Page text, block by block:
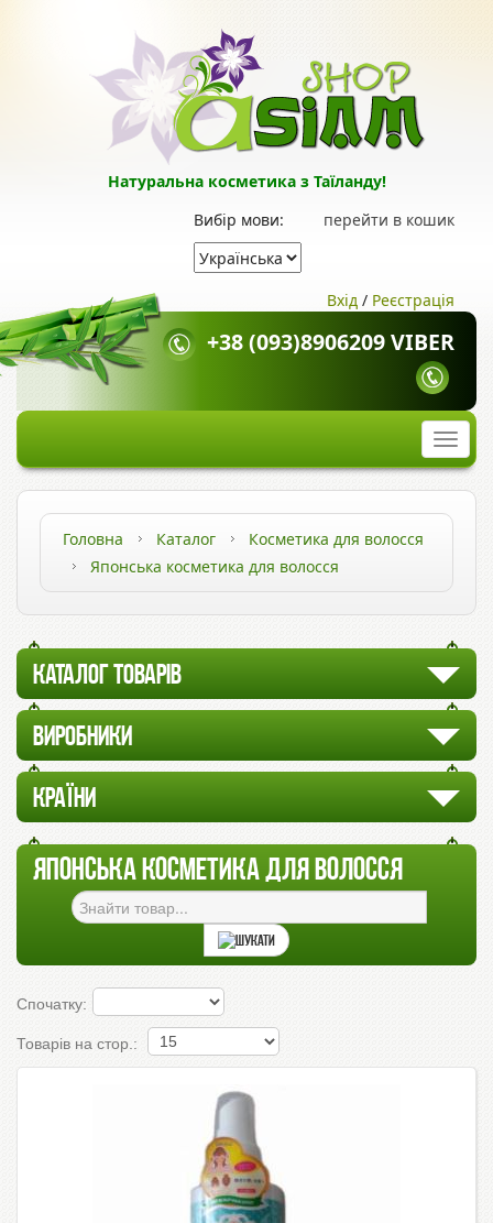
Натуральна косметика з Таїланду!
перейти в кошик
Вибір мови:
Вхід / Реєстрація
+38 (093)8906209 VIBER
Головна Каталог
Косметика для волосся
Японська косметика для волосся
КАТАЛОГ ТОВАРІВ
ВИРОБНИКИ
КРАЇНИ
ЯПОНСЬКА КОСМЕТИКА ДЛЯ ВОЛОССЯ
Спочатку:
Товарів на стор.: